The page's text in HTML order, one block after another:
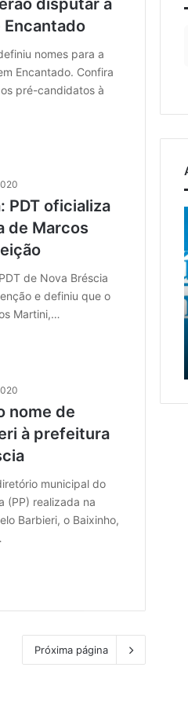
disputar a
nomes para a
Encantado. Confira
pré-candidatos à
PDT oficializa
de Marcos
de Nova Bréscia
e definiu que o
Martini,…
nome de
à prefeitura
municipal do
(PP) realizada na
Barbieri, o Baixinho,
Próxima página
recebe projeto de
da ponte
Encantado e Muçum
obra